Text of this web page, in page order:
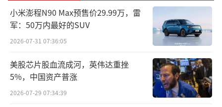
小米澎程N90 Max预售价29.99万，雷
军：50万内最好的SUV
2026-07-31 07:36:05
美股芯片股血流成河，英伟达重挫
5%，中国资产普涨
2026-07-29 07:34:39